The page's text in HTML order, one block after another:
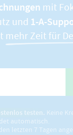
mit
und 1-A-
mehr Zeit für
testen. Keine
automatisch.
letzten 7 Tagen